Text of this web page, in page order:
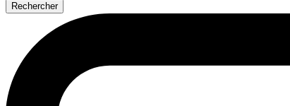
Rechercher